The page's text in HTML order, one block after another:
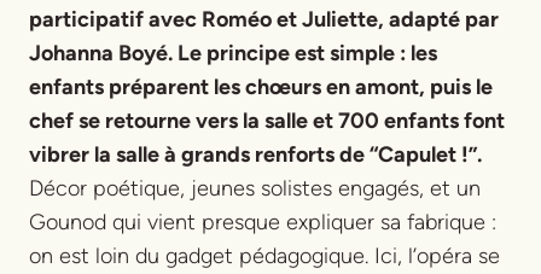
participatif avec Roméo et Juliette, adapté par
Johanna Boyé. Le principe est simple : les
enfants préparent les chœurs en amont, puis le
chef se retourne vers la salle et 700 enfants font
vibrer la salle à grands renforts de “Capulet !”.
Décor poétique, jeunes solistes engagés, et un
Gounod qui vient presque expliquer sa fabrique :
on est loin du gadget pédagogique. Ici, l’opéra se